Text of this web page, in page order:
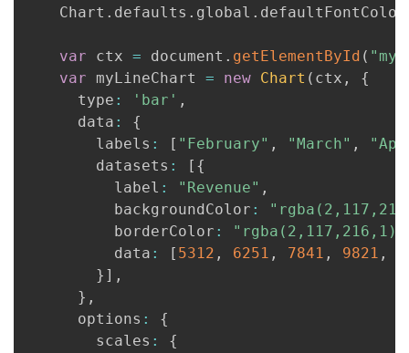
    Chart
. defaults . global .
var ctx = document . getElementById (
var myLineChart = new Chart ( ctx ,
{
      type
: 'bar' ,
      data
:
{
        labels
: [ "February" , "March" ,
        datasets
: [ {
          label
: "Revenue" ,
          backgroundColor
:
          borderColor
: "rgba(2,117,216,1)"
          data
: [ 5312 , 6251 , 7841 , 9821 ,
} ] ,
} ,
      options
:
{
        scales
:
{